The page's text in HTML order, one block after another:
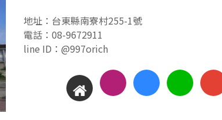
地址：台東縣南寮村255-1號
電話： 08-9672911
line ID：@997orich